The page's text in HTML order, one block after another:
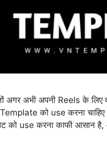
अगर अभी अपनी Reels के लिए
को use करना चाहिए
को use करना काफी आसान